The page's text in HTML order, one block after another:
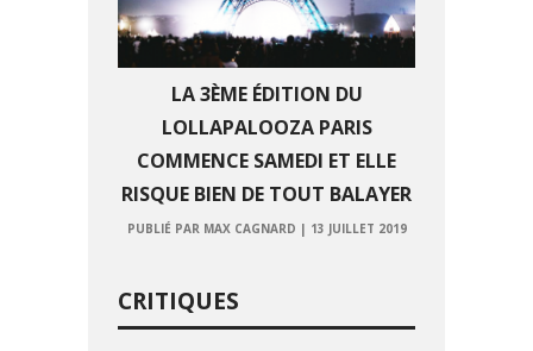
LA 3ÈME ÉDITION DU
LOLLAPALOOZA PARIS
COMMENCE SAMEDI ET ELLE
RISQUE BIEN DE TOUT BALAYER
PUBLIÉ PAR MAX CAGNARD | 13 JUILLET 2019
CRITIQUES